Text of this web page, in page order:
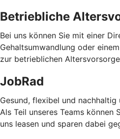
Betriebliche
Bei uns können Sie mit einer
Gehaltsumwandlung oder
zur betrieblichen
JobRad
Gesund, flexibel und
Als Teil unseres Teams können
uns leasen und sparen dabei